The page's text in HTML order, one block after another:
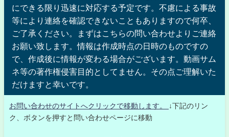
にできる限り迅速に対応する予定です。不慮による事故
等により連絡を確認できないこともありますので何卒、
ご了承ください。まずはこちらの問い合わせよりご連絡
お願い致します。情報は作成時点の日時のものですの
で、作成後に情報が変わる場合がございます。動画サム
ネ等の著作権侵害目的としてません。その点ご理解いた
だけますと幸いです。
お問い合わせのサイトへクリックで移動します。
↓下記のリン
ク、ボタンを押すと問い合わせページに移動